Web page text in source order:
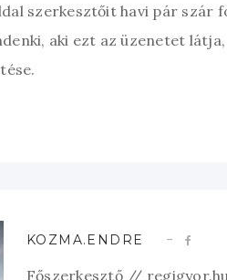
szerkesztőit havi pár
aki ezt az üzenetet
KOZMA.ENDRE
Főszerkesztő // regigyor.hu